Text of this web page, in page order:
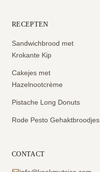
RECEPTEN
Sandwichbrood met
Krokante Kip
Cakejes met
Hazelnootcrème
Pistache Long Donuts
Rode Pesto Gehaktbroodjes
CONTACT